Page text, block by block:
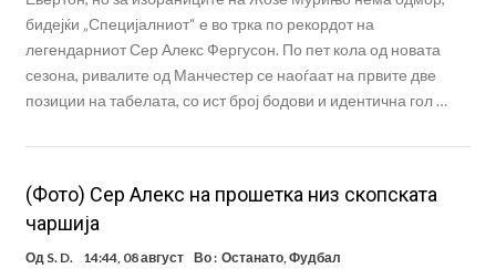
бидејќи „Специјалниот“ е во трка по рекордот на
легендарниот Сер Алекс Фергусон. По пет кола од новата
сезона, ривалите од Манчестер се наоѓаат на првите две
позиции на табелата, со ист број бодови и идентична гол …
(Фото) Сер Алекс на прошетка низ скопската
чаршија
Од S. D. 14:44, 08 август Во : Останато, Фудбал